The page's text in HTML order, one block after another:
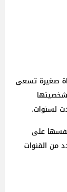
صغيرة تسعى
لسنوات.
على
من القنوات